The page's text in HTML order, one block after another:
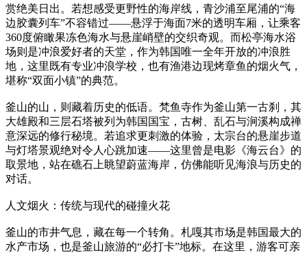
赏绝美日出。若想感受更野性的海岸线，青沙浦至尾浦的“海
边胶囊列车”不容错过——悬浮于海面7米的透明车厢，让乘客
360度俯瞰果冻色海水与悬崖峭壁的交织奇观。而松亭海水浴
场则是冲浪爱好者的天堂，作为韩国唯一全年开放的冲浪胜
地，这里既有专业冲浪学校，也有渔港边现烤章鱼的烟火气，
堪称“双面小镇”的典范。
釜山的山，则藏着历史的低语。梵鱼寺作为釜山第一古刹，其
大雄殿和三层石塔被列为韩国国宝，古树、乱石与涧溪构成禅
意深远的修行秘境。若追求更刺激的体验，太宗台的悬崖步道
与灯塔景观绝对令人心跳加速——这里曾是电影《海云台》的
取景地，站在礁石上眺望蔚蓝海岸，仿佛能听见海浪与历史的
对话。
人文烟火：传统与现代的碰撞火花
釜山的市井气息，藏在每一个转角。札嘎其市场是韩国最大的
水产市场，也是釜山旅游的“必打卡”地标。在这里，游客可亲